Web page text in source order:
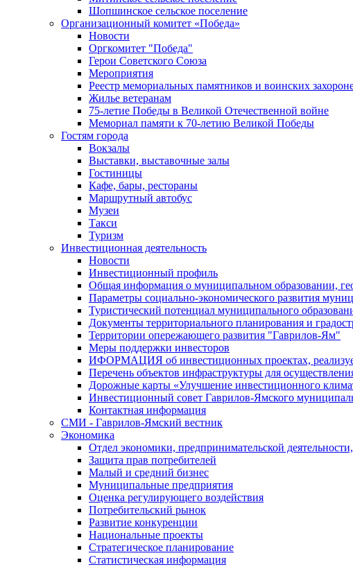
Шопшинское сельское поселение
Организационный комитет «Победа»
Новости
Оргкомитет "Победа"
Герои Советского Союза
Мероприятия
Реестр мемориальных памятников и воинских
Жилье ветеранам
75-летие Победы в Великой Отечественной войне
Мемориал памяти к 70-летию Великой Победы
Гостям города
Вокзалы
Выставки, выставочные залы
Гостиницы
Кафе, бары, рестораны
Маршрутный автобус
Музеи
Такси
Туризм
Инвестиционная деятельность
Новости
Инвестиционный профиль
Общая информация о муниципальном образовании,
Параметры социально-экономического развития
Туристический потенциал муниципального
Документы территориального планирования и
Территории опережающего развития "Гаврилов-Ям"
Меры поддержки инвесторов
ИФОРМАЦИЯ об инвестиционных проектах,
Перечень объектов инфраструктуры для
Дорожные карты «Улучшение инвестиционного
Инвестиционный совет Гаврилов-Ямского
Контактная информация
СМИ - Гаврилов-Ямский вестник
Экономика
Отдел экономики, предпринимательской
Защита прав потребителей
Малый и средний бизнес
Муниципальные предприятия
Оценка регулирующего воздействия
Потребительский рынок
Развитие конкуренции
Национальные проекты
Стратегическое планирование
Статистическая информация